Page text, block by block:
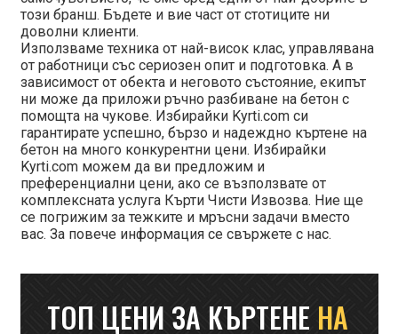
този бранш. Бъдете и вие част от стотиците ни
доволни клиенти.
Използваме техника от най-висок клас, управлявана
от работници със сериозен опит и подготовка. А в
зависимост от обекта и неговото състояние, екипът
ни може да приложи ръчно разбиване на бетон с
помощта на чукове. Избирайки Kyrti.com си
гарантирате успешно, бързо и надеждно къртене на
бетон на много конкурентни цени. Избирайки
Kyrti.com можем да ви предложим и
преференциални цени, ако се възползвате от
комплексната услуга Кърти Чисти Извозва. Ние ще
се погрижим за тежките и мръсни задачи вместо
вас. За повече информация се свържете с нас.
ТОП ЦЕНИ ЗА КЪРТЕНЕ НА